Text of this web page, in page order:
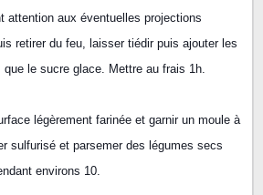
attention aux éventuelles projections
retirer du feu, laisser tiédir puis ajouter les
le sucre glace. Mettre au frais 1h.
légèrement farinée et garnir un moule à
sulfurisé et parsemer des légumes secs
environs 10.